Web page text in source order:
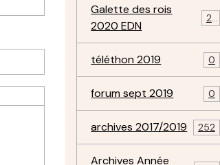
Galette des rois
2020 EDN
22
téléthon 2019 0
forum sept 2019 0
archives 2017/2019 252
Archives Année